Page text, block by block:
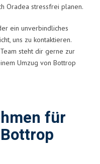
Oradea stressfrei planen.
ein unverbindliches
uns zu kontaktieren.
steht dir gerne zur
Umzug von Bottrop
für